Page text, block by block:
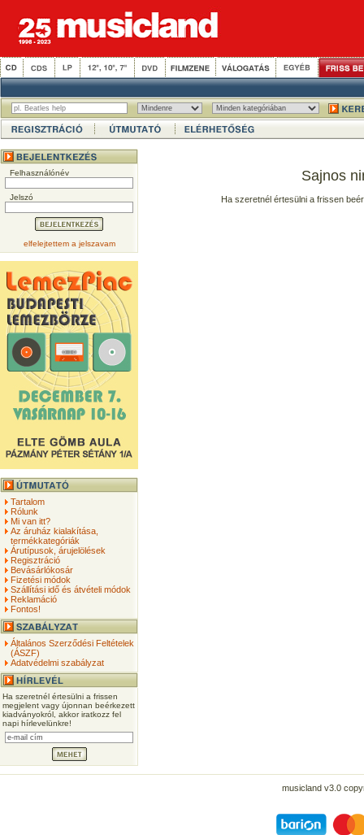
Felhasználónév
Jelszó
elfelejtettem a jelszavam
Tartalom
Rólunk
Mi van itt?
Az áruház kialakítása,
termékkategóriák
Árutípusok, árujelölések
Regisztráció
Bevásárlókosár
Fizetési módok
Szállítási idő és átvételi módok
Reklamáció
Fontos!
Általános Szerződési Feltételek
(ÁSZF)
Adatvédelmi szabályzat
Ha szeretnél értesülni a frissen
megjelent vagy újonnan beérkezett
kiadványokról, akkor iratkozz fel
napi hírlevelünkre!
Sajnos
Ha szeretnél értesülni a frissen
musicland v3.0